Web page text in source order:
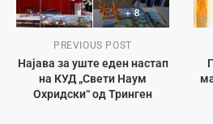
PREVIOUS POST
Најава за уште еден настап
на КУД „Свети Наум
Охридски“ од Тринген